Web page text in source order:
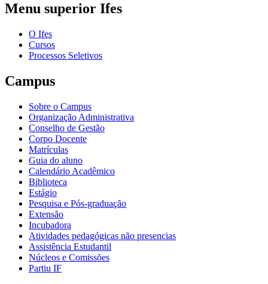
Menu superior Ifes
O Ifes
Cursos
Processos Seletivos
Campus
Sobre o Campus
Organização Administrativa
Conselho de Gestão
Corpo Docente
Matrículas
Guia do aluno
Calendário Acadêmico
Biblioteca
Estágio
Pesquisa e Pós-graduação
Extensão
Incubadora
Atividades pedagógicas não presencias
Assistência Estudantil
Núcleos e Comissões
Partiu IF